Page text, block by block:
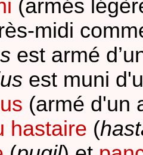
(armés
midi
est armé
est muni
(armé d'un
hastaire (